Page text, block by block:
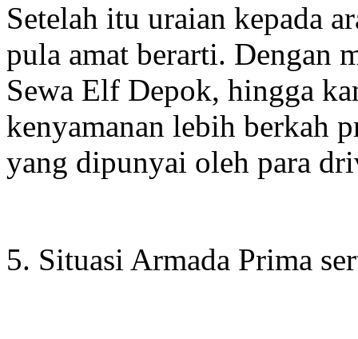
Setelah itu uraian kepada
pula amat berarti. Dengan
Sewa Elf Depok, hingga
kenyamanan lebih berkah
yang dipunyai oleh para
5. Situasi Armada Prima